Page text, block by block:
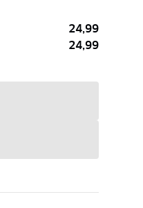
24,99
24,99